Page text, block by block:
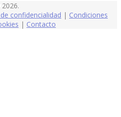
confidencialidad | Condiciones
| Contacto